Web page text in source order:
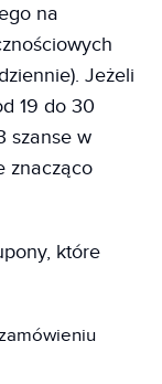
na
Jeżeli
19 do 30
szanse w
znacząco
które